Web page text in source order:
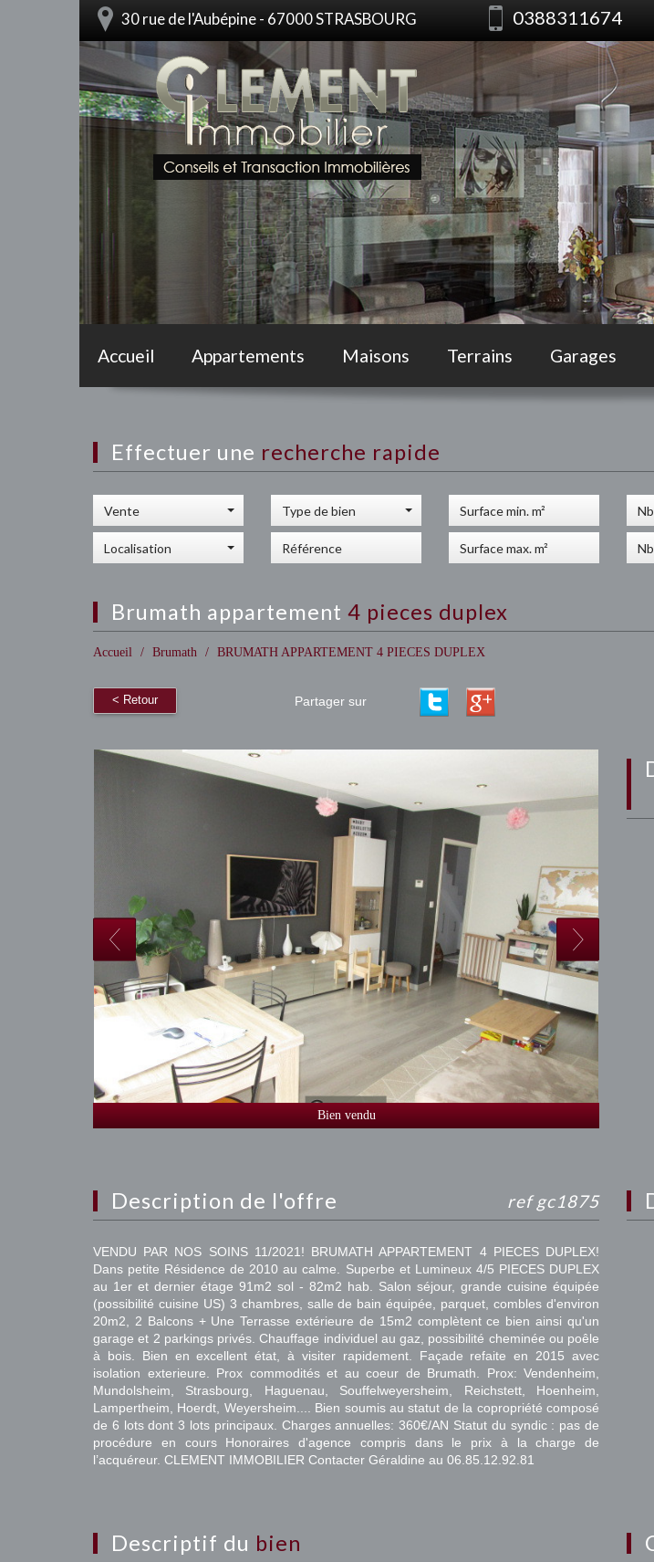
30 rue de l'Aubépine - 67000 STRASBOURG 0388311674
Accueil Appartements Maisons Terrains Garages
effectuer une recherche rapide
Vente
Localisation
Type de bien
brumath appartement 4 pieces duplex
Accueil Brumath BRUMATH APPARTEMENT 4 PIECES DUPLEX
< Retour Partager sur
Bien vendu
description de l'offre ref gc1875
VENDU PAR NOS SOINS 11/2021! BRUMATH APPARTEMENT 4 PIECES DUPLEX!
Dans petite Résidence de 2010 au calme. Superbe et Lumineux 4/5 PIECES DUPLEX
au 1er et dernier étage 91m2 sol - 82m2 hab. Salon séjour, grande cuisine équipée
(possibilité cuisine US) 3 chambres, salle de bain équipée, parquet, combles d'environ
20m2, 2 Balcons + Une Terrasse extérieure de 15m2 complètent ce bien ainsi qu'un
garage et 2 parkings privés. Chauffage individuel au gaz, possibilité cheminée ou poêle
à bois. Bien en excellent état, à visiter rapidement. Façade refaite en 2015 avec
isolation exterieure. Prox commodités et au coeur de Brumath. Prox: Vendenheim,
Mundolsheim, Strasbourg, Haguenau, Souffelweyersheim, Reichstett, Hoenheim,
Lampertheim, Hoerdt, Weyersheim.... Bien soumis au statut de la copropriété composé
de 6 lots dont 3 lots principaux. Charges annuelles: 360€/AN Statut du syndic : pas de
procédure en cours Honoraires d'agence compris dans le prix à la charge de
l’acquéreur. CLEMENT IMMOBILIER Contacter Géraldine au 06.85.12.92.81
descriptif du bien